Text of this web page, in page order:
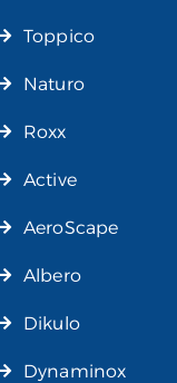
Toppico
Naturo
Roxx
Active
AeroScape
Albero
Dikulo
Dynaminox